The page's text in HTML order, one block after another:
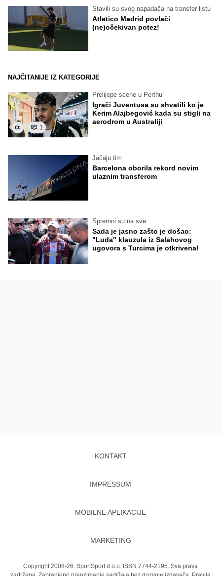
Stavili su svog napadača na transfer listu
Atletico Madrid povlači
(ne)očekivan potez!
NAJČITANIJE IZ KATEGORIJE
1
Prelijepe scene u Perthu
Igrači Juventusa su shvatili ko je
Kerim Alajbegović kada su stigli na
aerodrom u Australiji
Jačaju tim
Barcelona oborila rekord novim
ulaznim transferom
Spremni su na sve
Sada je jasno zašto je došao:
"Luda" klauzula iz Salahovog
ugovora s Turcima je otkrivena!
KONTAKT
IMPRESSUM
MOBILNE APLIKACIJE
MARKETING
Copyright 2008-26. SportSport d.o.o. ISSN 2744-2195. Sva prava